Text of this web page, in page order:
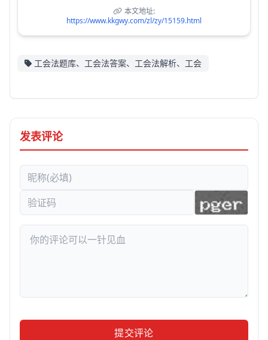
本文地址:
https://www.kkgwy.com/zl/zy/15159.html
工会法题库、工会法答案、工会法解析、工会
发表评论
提交评论